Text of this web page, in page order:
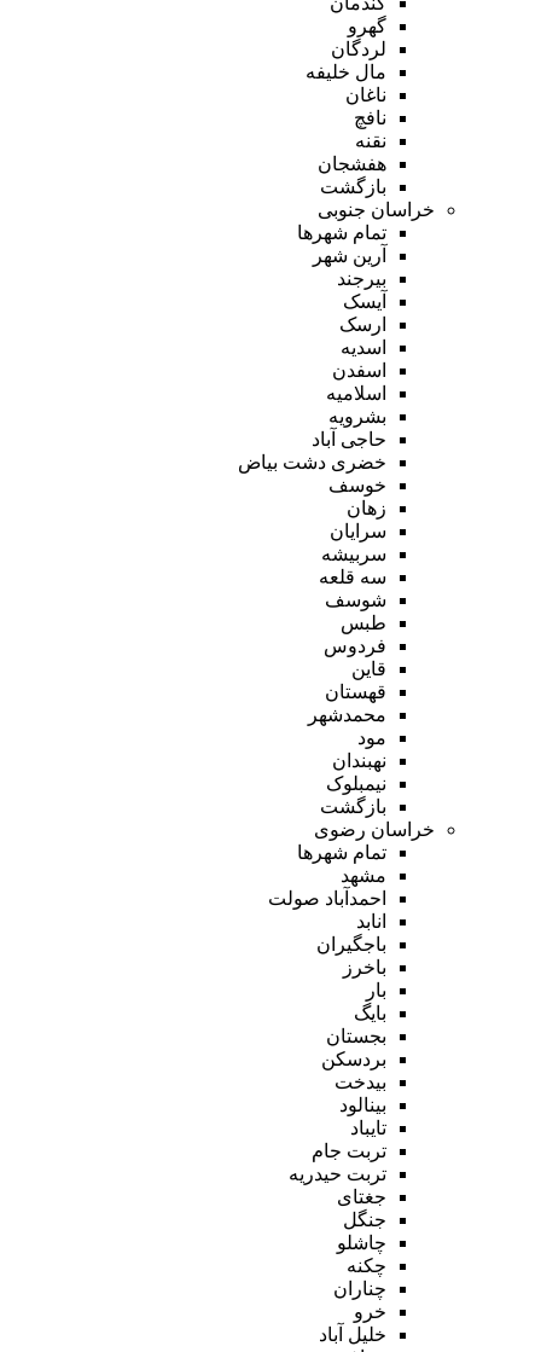
گهرو
لردگان
مال خلیفه
ناغان
نافچ
نقنه
هفشجان
بازگشت
خراسان جنوبی
تمام شهر‌ها
آرین شهر
بیرجند
آیسک
ارسک
اسدیه
اسفدن
اسلامیه
بشرویه
حاجی آباد
خضری دشت بیاض
خوسف
زهان
سرایان
سربیشه
سه قلعه
شوسف
طبس
فردوس
قاین
قهستان
محمدشهر
مود
نهبندان
نیمبلوک
بازگشت
خراسان رضوی
تمام شهر‌ها
مشهد
احمدآباد صولت
انابد
باجگیران
باخرز
بار
بایگ
بجستان
بردسکن
بیدخت
بینالود
تایباد
تربت جام
تربت حیدریه
جغتای
جنگل
چاشلو
چکنه
چناران
خرو
خلیل آباد